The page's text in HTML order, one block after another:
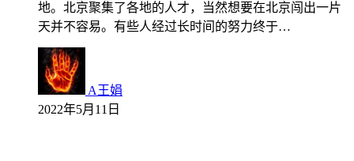
地。北京聚集了各地的人才，当然想要在北京闯出一片
天并不容易。有些人经过长时间的努力终于…
A王娟
2022年5月11日